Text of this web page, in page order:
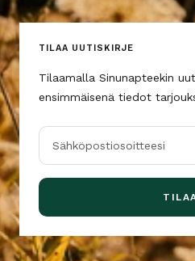
TILAA UUTISKIRJE
Tilaamalla Sinunapteekin
ensimmäisenä tiedot
Sähköpostiosoitteesi